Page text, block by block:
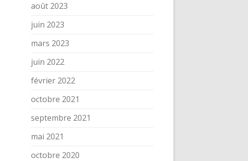
août 2023
juin 2023
mars 2023
juin 2022
février 2022
octobre 2021
septembre 2021
mai 2021
octobre 2020